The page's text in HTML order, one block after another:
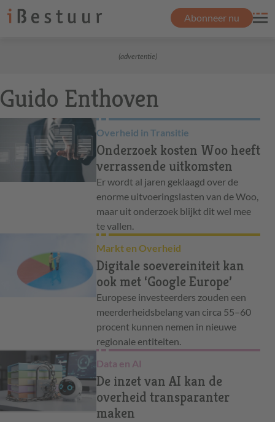
Abonneer nu
(advertentie)
Guido Enthoven
Overheid in Transitie
Onderzoek kosten Woo heeft
verrassende uitkomsten
Er wordt al jaren geklaagd over de
enorme uitvoeringslasten van de Woo,
maar uit onderzoek blijkt dit wel mee
te vallen.
Markt en Overheid
Digitale soevereiniteit kan
ook met ‘Google Europe’
Europese investeerders zouden een
meerderheidsbelang van circa 55–60
procent kunnen nemen in nieuwe
regionale entiteiten.
Data en AI
De inzet van AI kan de
overheid transparanter
maken